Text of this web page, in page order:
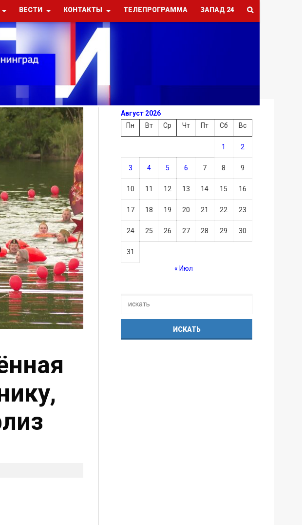
ВЕСТИ КОНТАКТЫ ТЕЛЕПРОГРАММА ЗАПАД 24
Август 2026
Пн
Вт Ср Чт Пт Сб Вс
1 2
3 4 5 6 7 8 9
10 11 12 13 14 15 16
17 18 19 20 21 22 23
24 25 26 27 28 29 30
31
« Июл